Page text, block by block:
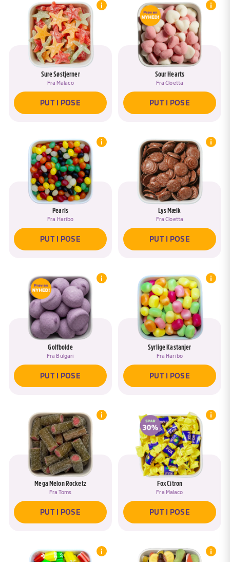
Sure Søstjerner
Fra Malaco
PUT I POSE
Sour Hearts
FraCloetta
PUT I POSE
Pearls
Fra Haribo
PUT I POSE
Lys Mælk
FraCloetta
PUT I POSE
Golfbolde
Fra Bulgari
PUT I POSE
Syrlige Kastanjer
Fra Haribo
PUT I POSE
Mega Melon Rocketz
Fra Toms
PUT I POSE
Fox Citron
Fra Malaco
PUT I POSE
REMOVE DRAFTED PRODUCTS
Du skal lige navngive din pose, så du har
Hov, du har allerede en pose, som
hedder <span data-ask-rename-title>
{{pose}}</span>
data-ask-rename-title>{{pose}}</span>?